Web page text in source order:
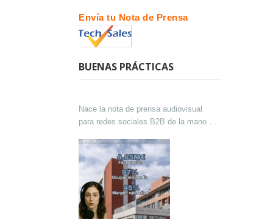
Envía tu Nota de Prensa
BUENAS PRÁCTICAS
Nace la nota de prensa audiovisual
para redes sociales B2B de la mano de